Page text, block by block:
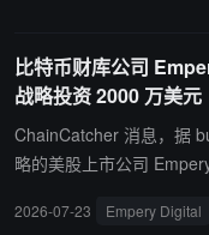
比特币财库公司
战略投资 2000 万美元
ChainCatcher 消息，据
略的美股上市公司
（简称“CDP”）的 2000
2026-07-23 Empery Digital